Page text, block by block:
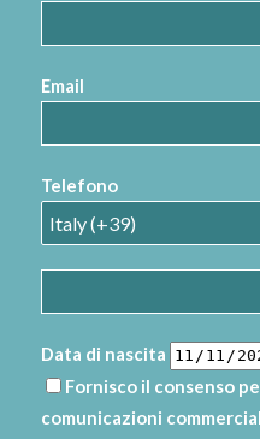
Email
Telefono
Data di nascita
Fornisco il consenso
comunicazioni